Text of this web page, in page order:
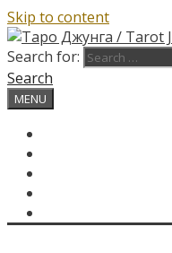
Skip to content
Search for:
Search
MENU